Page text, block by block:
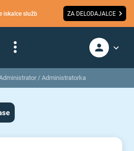
iskalce služb ZA DELODAJALCE
/ Administratorka